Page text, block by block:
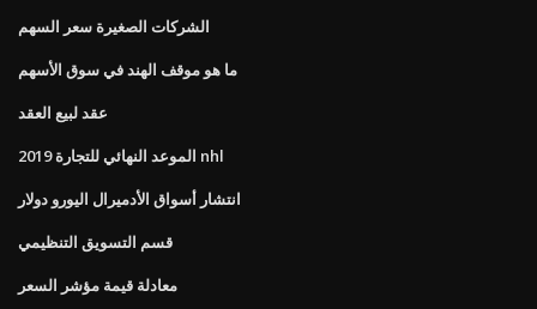
الشركات الصغيرة سعر السهم
ما هو موقف الهند في سوق الأسهم
عقد لبيع العقد
2019 الموعد النهائي للتجارة nhl
انتشار أسواق الأدميرال اليورو دولار
قسم التسويق التنظيمي
معادلة قيمة مؤشر السعر